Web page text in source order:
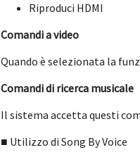
Riproduci HDMI
Comandi a video
Quando è selezionata la
Comandi di ricerca musicale
Il sistema accetta questi
■ Utilizzo di Song By Voice